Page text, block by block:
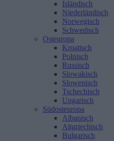
Isländisch
Niederländisch
Norwegisch
Schwedisch
Osteuropa
Kroatisch
Polnisch
Russisch
Slowakisch
Slowenisch
Tschechisch
Ungarisch
Südosteuropa
Albanisch
Altgriechisch
Bulgarisch